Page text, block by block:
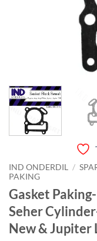
IND ONDERDIL /
PAKING
Gasket
Seher
New & Jupiter